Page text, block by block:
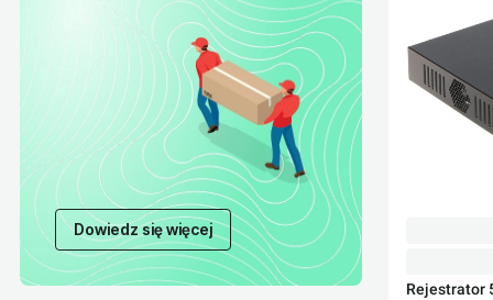
Dowiedz się więcej
Rejestrator